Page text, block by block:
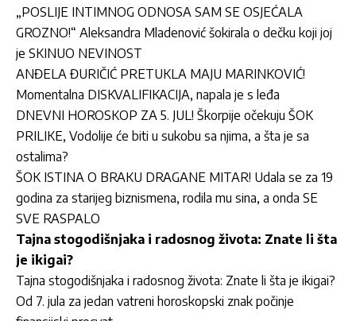
„POSLIJE INTIMNOG ODNOSA SAM SE OSJEĆALA
GROZNO!“ Aleksandra Mladenović šokirala o dečku koji joj
je SKINUO NEVINOST
ANĐELA ĐURIČIĆ PRETUKLA MAJU MARINKOVIĆ!
Momentalna DISKVALIFIKACIJA, napala je s leđa
DNEVNI HOROSKOP ZA 5. JUL! Škorpije očekuju ŠOK
PRILIKE, Vodolije će biti u sukobu sa njima, a šta je sa
ostalima?
ŠOK ISTINA O BRAKU DRAGANE MITAR! Udala se za 19
godina za starijeg biznismena, rodila mu sina, a onda SE
SVE RASPALO
Tajna stogodišnjaka i radosnog života: Znate li šta
je ikigai?
Tajna stogodišnjaka i radosnog života: Znate li šta je ikigai?
Od 7. jula za jedan vatreni horoskopski znak počinje